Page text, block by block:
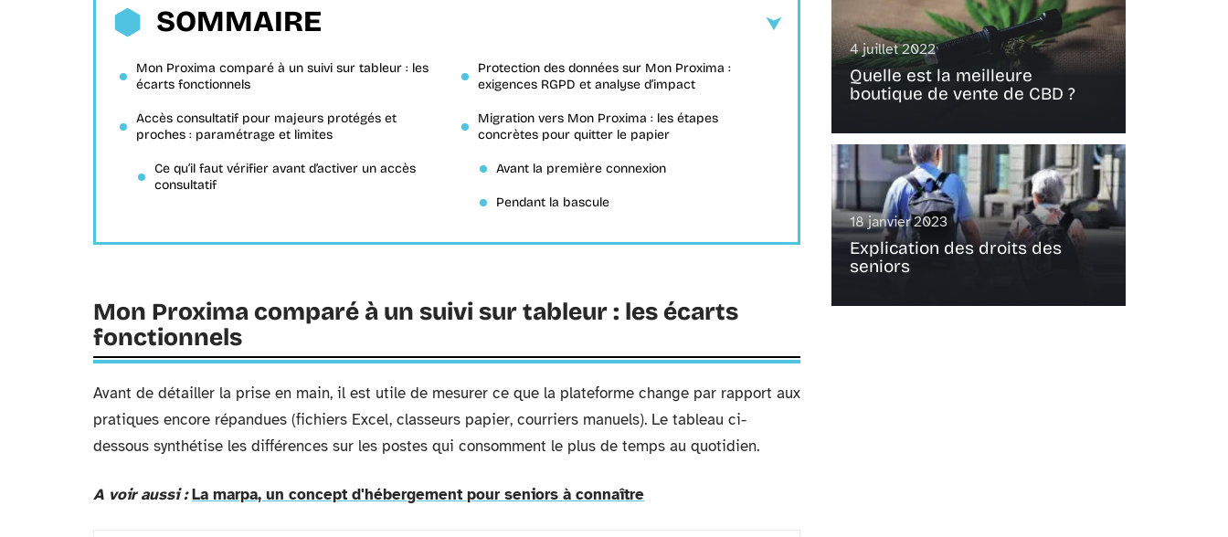
SOMMAIRE
Mon Proxima comparé à un suivi sur tableur : les
écarts fonctionnels
Accès consultatif pour majeurs protégés et
proches : paramétrage et limites
Ce qu’il faut vérifier avant d’activer un accès
consultatif
Protection des données sur Mon Proxima :
exigences RGPD et analyse d’impact
Migration vers Mon Proxima : les étapes
concrètes pour quitter le papier
Avant la première connexion
Pendant la bascule
Mon Proxima comparé à un suivi sur tableur : les écarts
fonctionnels
Avant de détailler la prise en main, il est utile de mesurer ce que la plateforme change par rapport aux
pratiques encore répandues (fichiers Excel, classeurs papier, courriers manuels). Le tableau ci-
dessous synthétise les différences sur les postes qui consomment le plus de temps au quotidien.
A voir aussi : La marpa, un concept d'hébergement pour seniors à connaître
4 juillet 2022
Quelle est la meilleure
boutique de vente de CBD ?
18 janvier 2023
Explication des droits des
seniors